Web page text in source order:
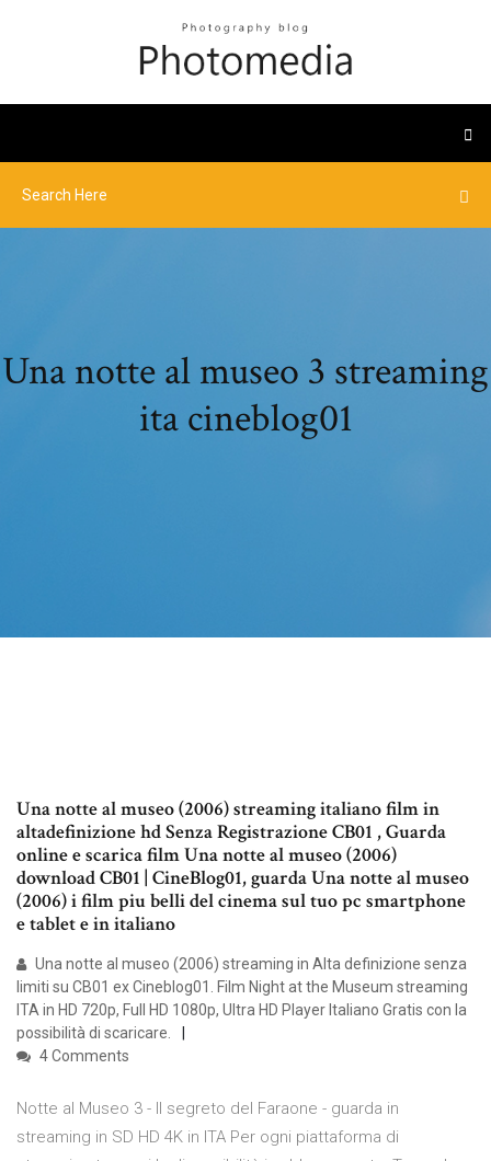
Una notte al museo 3 streaming
ita cineblog01
Una notte al museo (2006) streaming italiano film in
altadefinizione hd Senza Registrazione CB01 , Guarda
online e scarica film Una notte al museo (2006)
download CB01 | CineBlog01, guarda Una notte al museo
(2006) i film piu belli del cinema sul tuo pc smartphone
e tablet e in italiano
Una notte al museo (2006) streaming in Alta definizione senza
limiti su CB01 ex Cineblog01. Film Night at the Museum streaming
ITA in HD 720p, Full HD 1080p, Ultra HD Player Italiano Gratis con la
possibilità di scaricare.
4 Comments
Notte al Museo 3 - Il segreto del Faraone - guarda in
streaming in SD HD 4K in ITA Per ogni piattaforma di